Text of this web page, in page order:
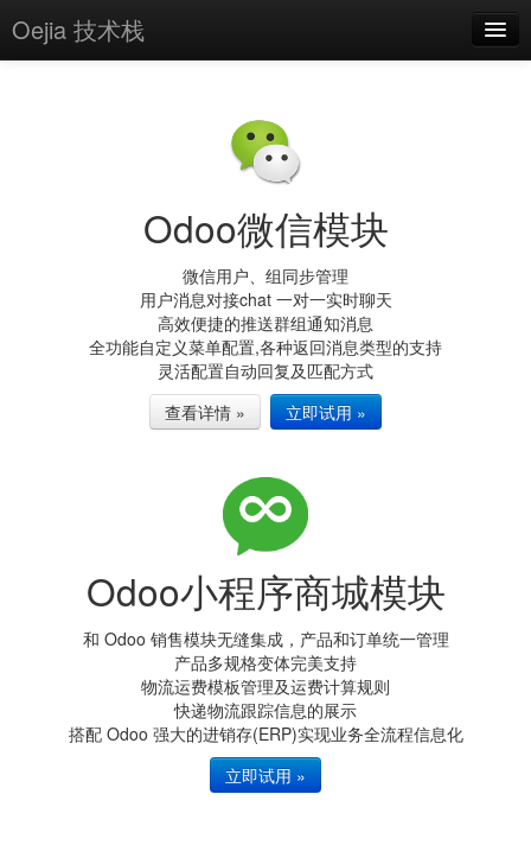
Oejia 技术栈
Odoo微信模块
微信用户、组同步管理
用户消息对接chat 一对一实时聊天
高效便捷的推送群组通知消息
全功能自定义菜单配置,各种返回消息类型的支持
灵活配置自动回复及匹配方式
查看详情 »
立即试用 »
Odoo小程序商城模块
和 Odoo 销售模块无缝集成，产品和订单统一管理
产品多规格变体完美支持
物流运费模板管理及运费计算规则
快递物流跟踪信息的展示
搭配 Odoo 强大的进销存(ERP)实现业务全流程信息化
立即试用 »